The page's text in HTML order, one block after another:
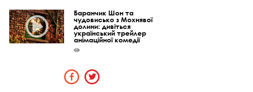
Баранчик Шон та
чудовисько з Мохнявої
долини: дивіться
український трейлер
анімаційної комедії